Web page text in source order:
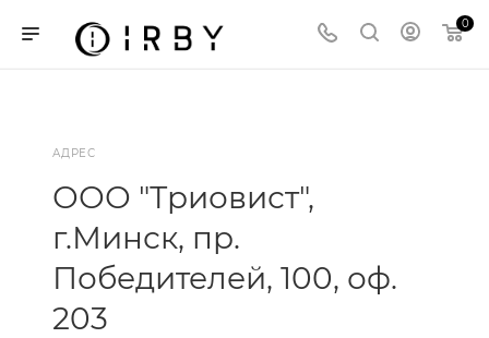
0
АДРЕС
ООО "Триовист",
г.Минск, пр.
Победителей, 100, оф.
203